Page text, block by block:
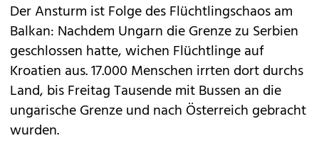
Der Ansturm ist Folge des Flüchtlingschaos am
Balkan: Nachdem Ungarn die Grenze zu Serbien
geschlossen hatte, wichen Flüchtlinge auf
Kroatien aus. 17.000 Menschen irrten dort durchs
Land, bis Freitag Tausende mit Bussen an die
ungarische Grenze und nach Österreich gebracht
wurden.